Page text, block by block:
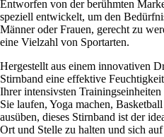
Entworfen von der berühmten
speziell entwickelt, um den
Männer oder Frauen, gerecht zu
eine Vielzahl von Sportarten.
Hergestellt aus einem innovativen
Stirnband eine effektive
Ihrer intensivsten
Sie laufen, Yoga machen,
ausüben, dieses Stirnband ist der
Ort und Stelle zu halten und sich